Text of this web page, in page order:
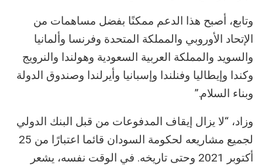
وتابع، أصبح هذا الدعم ممكنًا بفضل مساهمات من
الإتحاد الأوروبي والمملكة المتحدة وفرنسا وألمانيا
والسويد والمملكة العربية السعودية وهولندا والنرويج
وكندا وإيطاليا وفنلندا وإسبانيا وأيرلندا وصندوق الدولة
وبناء السلام.”
وزاد، “لا يزال إيقاف المدفوعات من قبل البنك الدولي
لجميع مشاريعه لحكومة السودان قائما اعتبارًا من 25
أكتوبر 2021 وحتى تاريخه. في الوقت نفسه، يشعر